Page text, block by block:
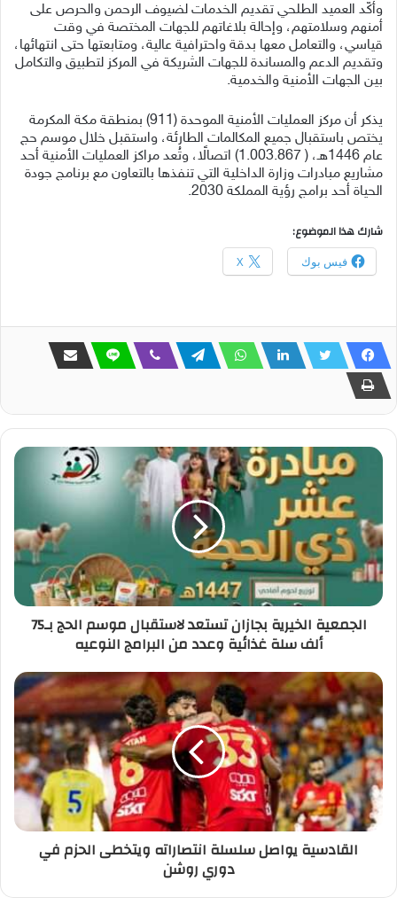
وأكّد العميد الطلحي تقديم الخدمات لضيوف الرحمن والحرص على
أمنهم وسلامتهم، وإحالة بلاغاتهم للجهات المختصة في وقت
قياسي، والتعامل معها بدقة واحترافية عالية، ومتابعتها حتى انتهائها،
وتقديم الدعم والمساندة للجهات الشريكة في المركز لتطبيق والتكامل
بين الجهات الأمنية والخدمية.
يذكر أن مركز العمليات الأمنية الموحدة (911) بمنطقة مكة المكرمة
يختص باستقبال جميع المكالمات الطارئة، واستقبل خلال موسم حج
عام 1446هـ، ( 1.003.867) اتصالًا، وتُعد مراكز العمليات الأمنية أحد
مشاريع مبادرات وزارة الداخلية التي تنفذها بالتعاون مع برنامج جودة
الحياة أحد برامج رؤية المملكة 2030.
شارك هذا الموضوع:
فيس بوك X
الجمعية الخيرية بجازان تستعد لاستقبال موسم الحج بـ75
ألف سلة غذائية وعدد من البرامج النوعيه
القادسية يواصل سلسلة انتصاراته ويتخطى الحزم في
دوري روشن